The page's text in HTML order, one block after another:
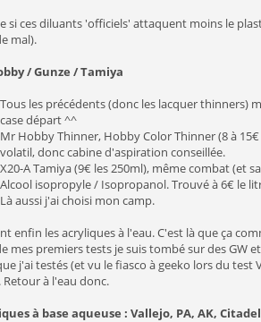
si ces diluants 'officiels' attaquent moins le
mal).
/ Gunze / Tamiya
Tous les précédents (donc les lacquer thinners)
case départ ^^
Mr Hobby Thinner, Hobby Color Thinner (8 à
volatil, donc cabine d'aspiration conseillée.
X20-A Tamiya (9€ les 250ml), même combat (et
Alcool isopropyle / Isopropanol. Trouvé à 6€ le
Là aussi j'ai choisi mon camp.
enfin les acryliques à l'eau. C'est là que ça
mes premiers tests je suis tombé sur des GW
j'ai testés (et vu le fiasco à geeko lors du
Retour à l'eau donc.
à base aqueuse : Vallejo, PA, AK,